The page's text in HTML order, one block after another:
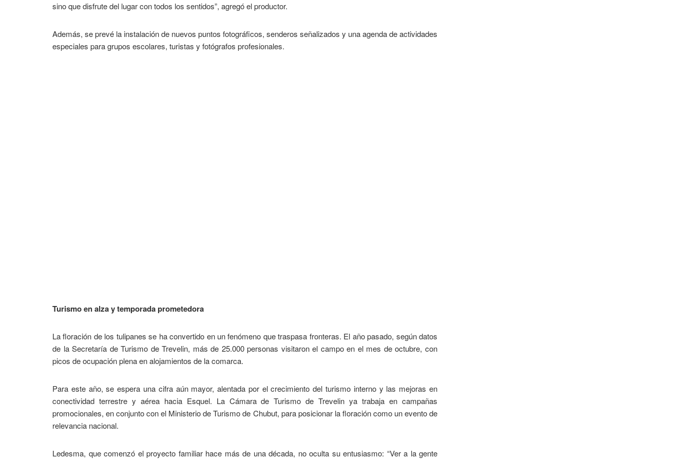
sino que disfrute del lugar con todos los sentidos”, agregó el productor.
Además, se prevé la instalación de nuevos puntos fotográficos, senderos señalizados y una agenda de actividades
especiales para grupos escolares, turistas y fotógrafos profesionales.
Turismo en alza y temporada prometedora
La floración de los tulipanes se ha convertido en un fenómeno que traspasa fronteras. El año pasado, según datos
de la Secretaría de Turismo de Trevelin, más de 25.000 personas visitaron el campo en el mes de octubre, con
picos de ocupación plena en alojamientos de la comarca.
Para este año, se espera una cifra aún mayor, alentada por el crecimiento del turismo interno y las mejoras en
conectividad terrestre y aérea hacia Esquel. La Cámara de Turismo de Trevelin ya trabaja en campañas
promocionales, en conjunto con el Ministerio de Turismo de Chubut, para posicionar la floración como un evento de
relevancia nacional.
Ledesma, que comenzó el proyecto familiar hace más de una década, no oculta su entusiasmo: “Ver a la gente